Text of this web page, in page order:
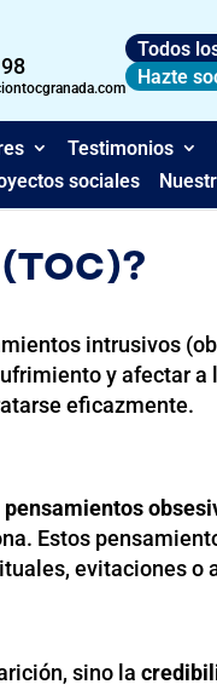
Todos
Hazte
Testimonios
sociales
(TOC)?
intrusivos
y afectar a
eficazmente.
pensamientos
Estos
evitaciones o
sino la